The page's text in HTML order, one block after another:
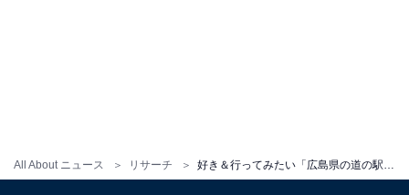
All About ニュース リサーチ